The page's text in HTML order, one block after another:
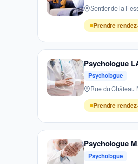
Sentier de la
Prendre
Psychologue
Psychologue
Rue du Château
Prendre
Psychologue
Psychologue